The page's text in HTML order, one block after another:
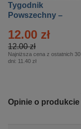
Tygodnik
Powszechny –
12.00 zł
12.00 zł
Najniższa cena z ostatnich 30
dni: 11.40 zł
Opinie o produkcie